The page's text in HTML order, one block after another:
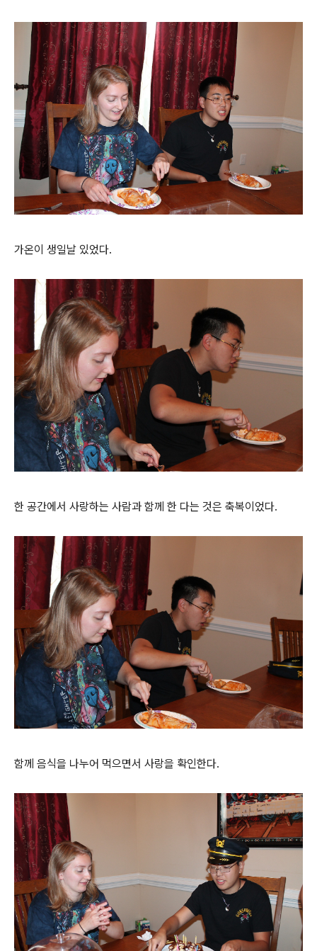
가온이 생일날 있었다.
한 공간에서 사랑하는 사람과 함께 한 다는 것은 축복이었다.
함께 음식을 나누어 먹으면서 사랑을 확인한다.